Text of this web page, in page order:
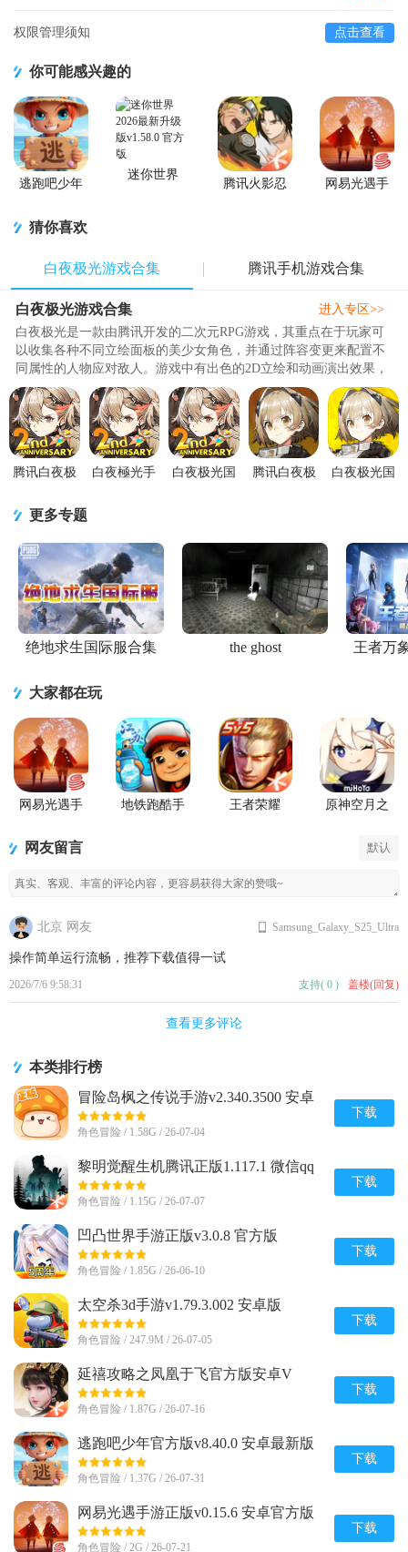
权限管理须知 点击查看
你可能感兴趣的
逃跑吧少年
迷你世界
腾讯火影忍
网易光遇手
猜你喜欢
白夜极光游戏合集 腾讯手机游戏合集
白夜极光游戏合集
白夜极光是一款由腾讯开发的二次元RPG游戏，其重点在于玩家可
以收集各种不同立绘面板的美少女角色，并通过阵容变更来配置不
同属性的人物应对敌人。游戏中有出色的2D立绘和动画演出效果，
以及创新消除玩法和战棋移动与..
进入专区>>
腾讯白夜极
文版
(Alchemy
Stars)v
白夜極光手
白夜极光国
腾讯白夜极
白夜极光国
更多专题
绝地求生国际服合集 the ghost 王者万
大家都在玩
网易光遇手
地铁跑酷手
王者荣耀
原神空月之
网友留言 默认
北京 网友
2026/7/6 9:58:31
操作简单运行流畅，推荐下载值得一试
Samsung_Galaxy_S25_Ultra
支持( 0 ) 盖楼(回复)
查看更多评论
本类排行榜
冒险岛枫之传说手游v2.340.3500 安卓
最新版
角色冒险 / 1.58G / 26-07-04
下载
黎明觉醒生机腾讯正版1.117.1 微信qq
登录版
角色冒险 / 1.15G / 26-07-07
下载
凹凸世界手游正版v3.0.8 官方版
角色冒险 / 1.85G / 26-06-10
下载
太空杀3d手游v1.79.3.002 安卓版
角色冒险 / 247.9M / 26-07-05
下载
延禧攻略之凤凰于飞官方版安卓V
1.0.31最新版
角色冒险 / 1.87G / 26-07-16
下载
逃跑吧少年官方版v8.40.0 安卓最新版
角色冒险 / 1.37G / 26-07-31
下载
网易光遇手游正版v0.15.6 安卓官方版
角色冒险 / 2G / 26-07-21
下载